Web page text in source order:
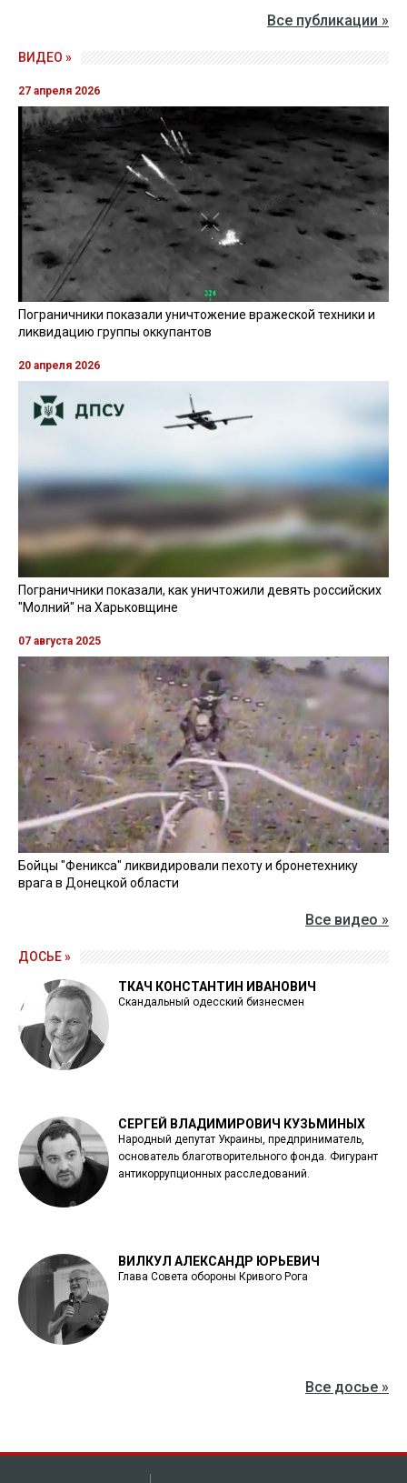
Все публикации »
ВИДЕО »
27 апреля 2026
Пограничники показали уничтожение вражеской техники и
ликвидацию группы оккупантов
20 апреля 2026
Пограничники показали, как уничтожили девять российских
"Молний" на Харьковщине
07 августа 2025
Бойцы "Феникса" ликвидировали пехоту и бронетехнику
врага в Донецкой области
Все видео »
ДОСЬЕ »
ТКАЧ КОНСТАНТИН ИВАНОВИЧ
Скандальный одесский бизнесмен
СЕРГЕЙ ВЛАДИМИРОВИЧ КУЗЬМИНЫХ
Народный депутат Украины, предприниматель,
основатель благотворительного фонда. Фигурант
антикоррупционных расследований.
ВИЛКУЛ АЛЕКСАНДР ЮРЬЕВИЧ
Глава Совета обороны Кривого Рога
Все досье »